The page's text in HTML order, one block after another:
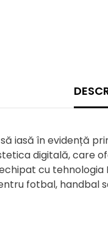
iasă în evidență
digitală, care
cu
fotbal, handbal